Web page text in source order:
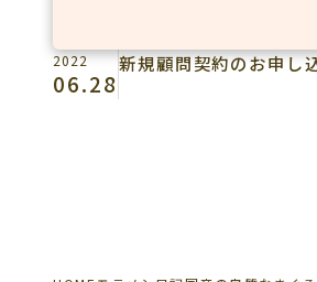
2022
06.28
新規顧問契約のお申し